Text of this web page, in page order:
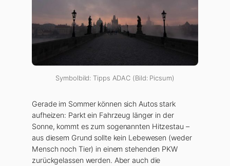
Symbolbild: Tipps ADAC (Bild: Picsum)
Gerade im Sommer können sich Autos stark
aufheizen: Parkt ein Fahrzeug länger in der
Sonne, kommt es zum sogenannten Hitzestau –
aus diesem Grund sollte kein Lebewesen (weder
Mensch noch Tier) in einem stehenden PKW
zurückgelassen werden. Aber auch die